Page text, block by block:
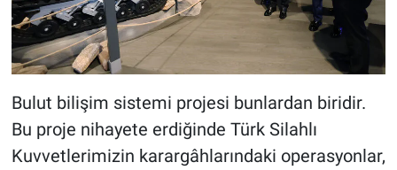
Bulut bilişim sistemi projesi bunlardan biridir.
Bu proje nihayete erdiğinde Türk Silahlı
Kuvvetlerimizin karargâhlarındaki operasyonlar,